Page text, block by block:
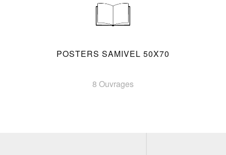
POSTERS SAMIVEL 50X70
8 Ouvrages